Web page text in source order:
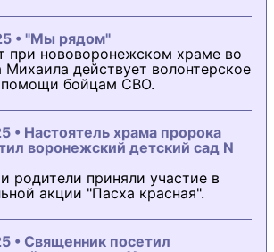
• "Мы рядом"
при нововоронежском храме во
Михаила действует волонтерское
бойцам СВО.
• Настоятель храма пророка
воронежский детский сад N
родители приняли участие в
акции "Пасха красная".
• Священник посетил